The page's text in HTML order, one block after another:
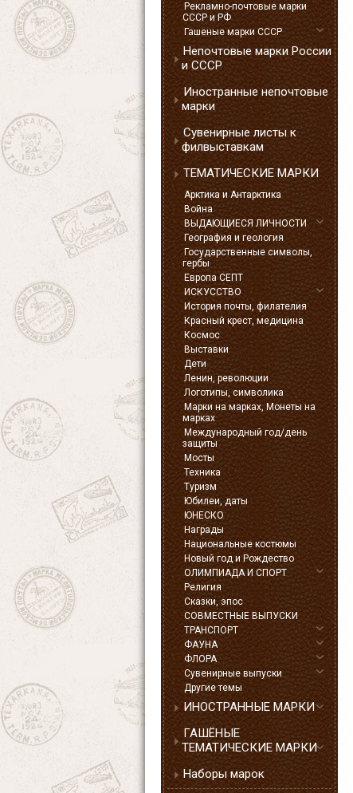
Рекламно-почтовые марки
СССР и РФ
Гашеные марки СССР
Непочтовые марки России
и СССР
Иностранные непочтовые
марки
Сувенирные листы к
филвыставкам
ТЕМАТИЧЕСКИЕ МАРКИ
Арктика и Антарктика
Война
ВЫДАЮЩИЕСЯ ЛИЧНОСТИ
География и геология
Государственные символы,
гербы
Европа СЕПТ
ИСКУССТВО
История почты, филателия
Красный крест, медицина
Космос
Выставки
Дети
Ленин, революции
Логотипы, символика
Марки на марках, Монеты на
марках
Международный год/день
защиты
Мосты
Техника
Туризм
Юбилеи, даты
ЮНЕСКО
Награды
Национальные костюмы
Новый год и Рождество
ОЛИМПИАДА И СПОРТ
Религия
Сказки, эпос
СОВМЕСТНЫЕ ВЫПУСКИ
ТРАНСПОРТ
ФАУНА
ФЛОРА
Сувенирные выпуски
Другие темы
ИНОСТРАННЫЕ МАРКИ
ГАШЁНЫЕ
ТЕМАТИЧЕСКИЕ МАРКИ
Наборы марок